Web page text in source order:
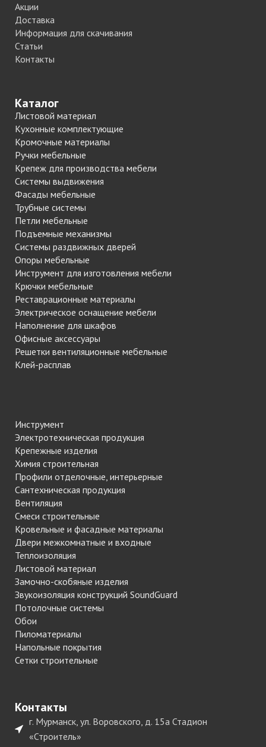
Акции
Доставка
Информация для скачивания
Статьи
Контакты
Каталог
Листовой материал
Кухонные комплектующие
Кромочные материалы
Ручки мебельные
Крепеж для производства мебели
Системы выдвижения
Фасады мебельные
Трубные системы
Петли мебельные
Подъемные механизмы
Системы раздвижных дверей
Опоры мебельные
Инструмент для изготовления мебели
Крючки мебельные
Реставрационные материалы
Электрическое оснащение мебели
Наполнение для шкафов
Офисные аксессуары
Решетки вентиляционные мебельные
Клей-расплав
Инструмент
Электротехническая продукция
Крепежные изделия
Химия строительная
Профили отделочные, интерьерные
Сантехническая продукция
Вентиляция
Смеси строительные
Кровельные и фасадные материалы
Двери межкомнатные и входные
Теплоизоляция
Листовой материал
Замочно-скобяные изделия
Звукоизоляция конструкций SoundGuard
Потолочные системы
Обои
Пиломатериалы
Напольные покрытия
Сетки строительные
Контакты
г. Мурманск, ул. Воровского, д. 15а Стадион
«Строитель»